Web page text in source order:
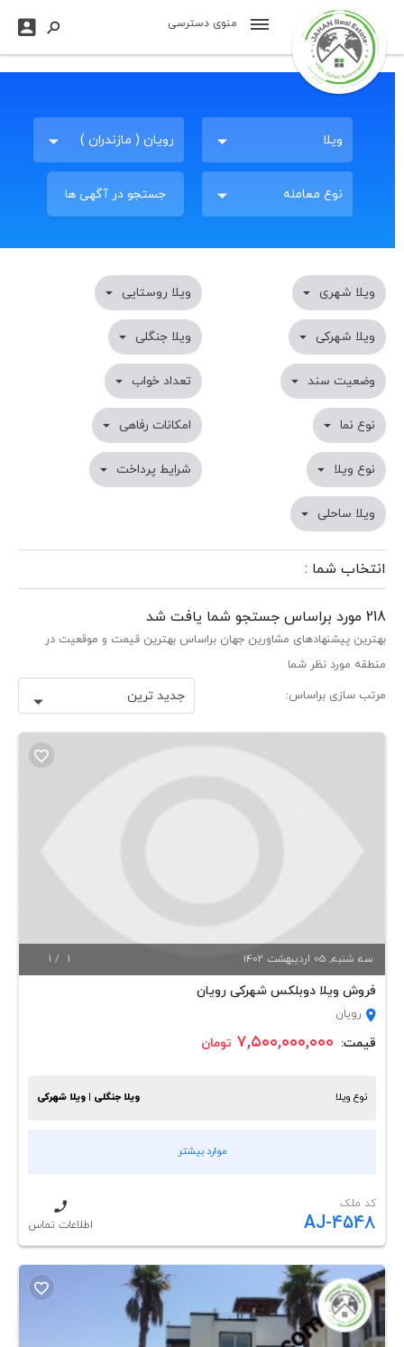
منوی دسترسی 

ویلا رویان ( مازندران )
نوع معامله جستجو در آگهی ها
ویلا شهری  ویلا روستایی 
ویلا شهرکی  ویلا جنگلی 
وضعیت سند  تعداد خواب 
نوع نما  امکانات رفاهی 
نوع ویلا  شرایط پرداخت 
ویلا ساحلی 
انتخاب شما :
218 مورد براساس جستجو شما یافت شد
بهترین پیشنهادهای مشاورین جهان براساس بهترین قیمت و موقعیت در
منطقه مورد نظر شما
مرتب سازی براساس:
جدید ترین
سه شنبه, 05 ارديبهشت 1402 1
/
1
فروش ویلا دوبلکس شهرکی رویان
رویان
قیمت: ۷,۵۰۰,۰۰۰,۰۰۰ تومان
ویلا جنگلی | ویلا شهرکی نوع ویلا
موارد بیشتر
کد ملک
AJ-4548 اطلاعات تماس